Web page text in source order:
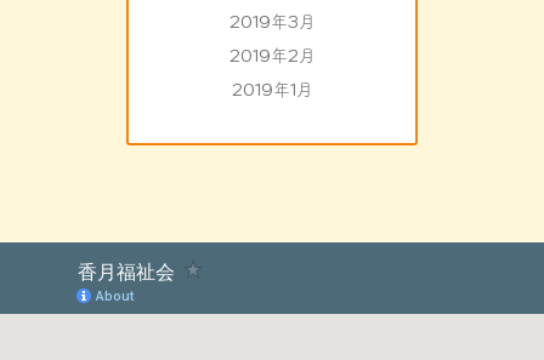
2019年3月
2019年2月
2019年1月